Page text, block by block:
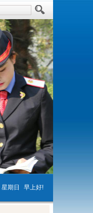
星期日 早上好!